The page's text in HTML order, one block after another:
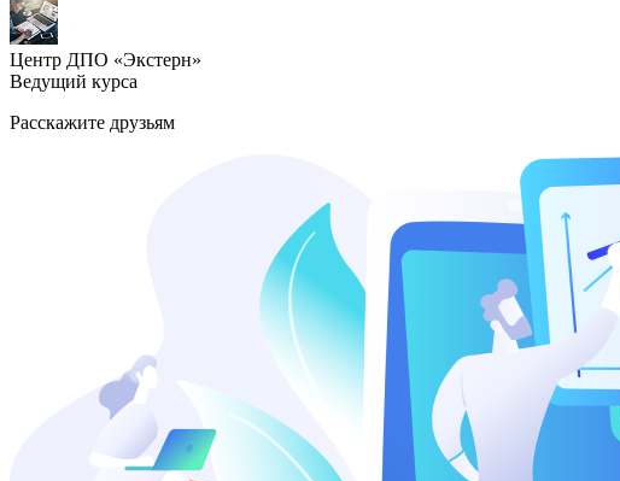
Центр ДПО «Экстерн»
Ведущий курса
Расскажите друзьям